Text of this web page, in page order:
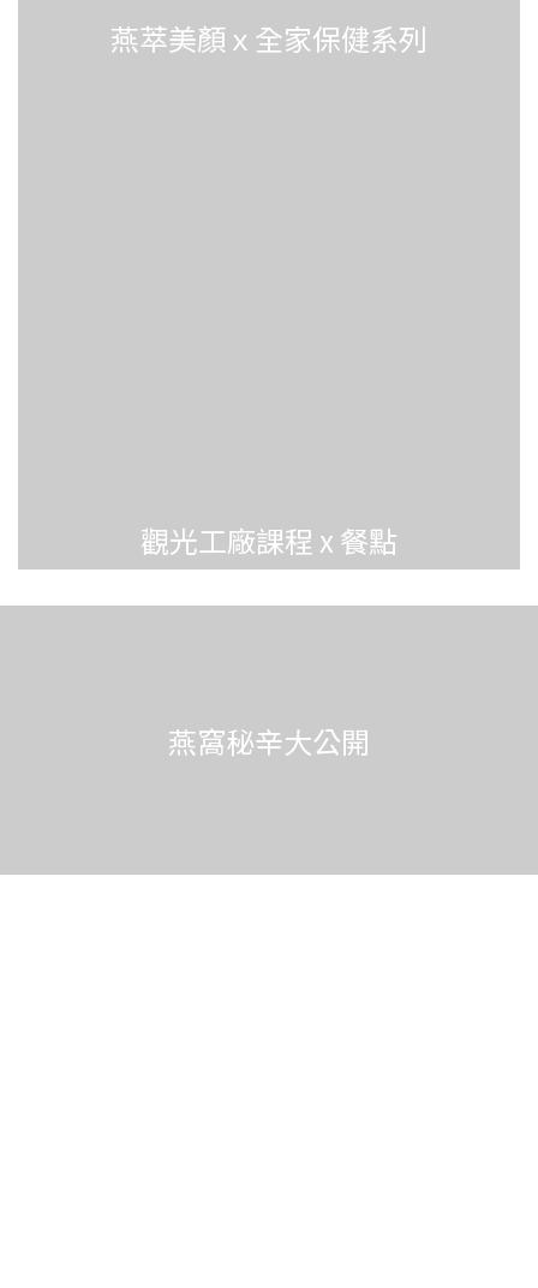
燕萃美顏ｘ全家保健系列
觀光工廠課程 x 餐點
燕窩秘辛大公開